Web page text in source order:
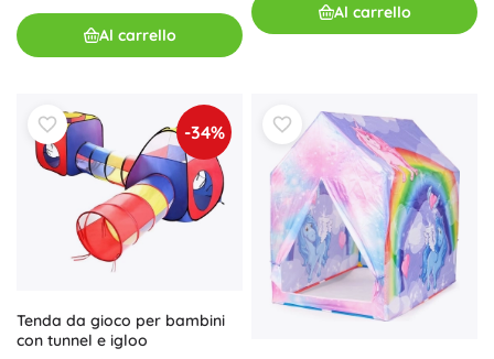
Al carrello
Al carrello
-34%
Tenda da gioco per bambini
con tunnel e igloo